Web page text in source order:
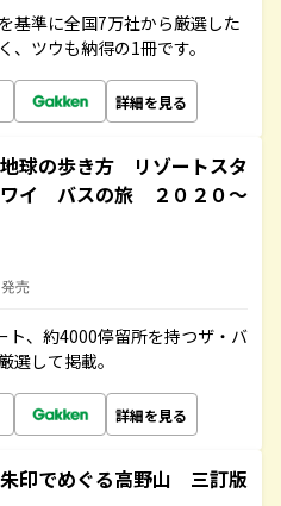
基準に全国7万社から厳選した
ツウも納得の1冊です。
詳細を見る
球の歩き方 リゾートスタ
イ バスの旅 ２０２０～
売
ト、約4000停留所を持つザ・バ
選して掲載。
詳細を見る
印でめぐる高野山 三訂版